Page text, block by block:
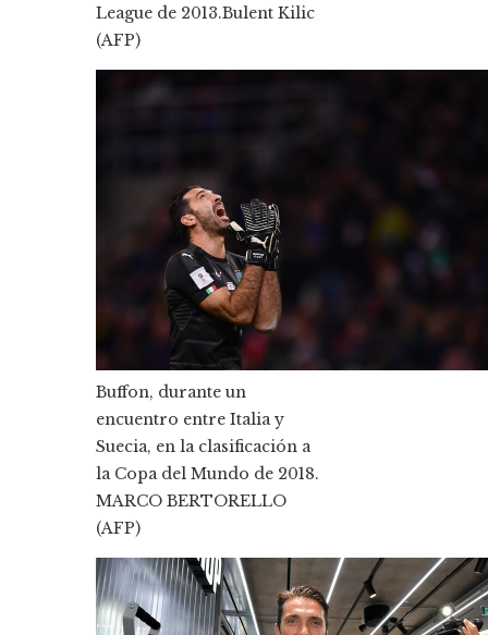
League de 2013.Bulent Kilic
(AFP)
Buffon, durante un
encuentro entre Italia y
Suecia, en la clasificación a
la Copa del Mundo de 2018.
MARCO BERTORELLO
(AFP)